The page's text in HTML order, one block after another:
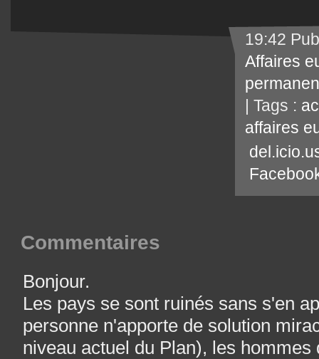
19:42
Affaires
| Tags :
affaires
Commentaires
Bonjour.
Les pays se sont ruinés sans s'en
personne n'apporte de solution
niveau actuel du Plan), les hommes